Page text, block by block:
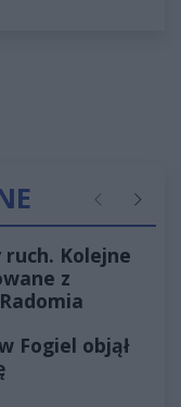
Poprzednie
ruch. Kolejne
z
Fogiel objął